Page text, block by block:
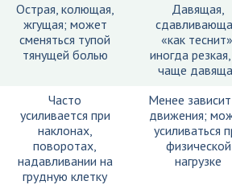
Острая, колющая,
жгущая; может
сменяться тупой
тянущей болью
Давящая,
«как
иногда
чаще
Часто
усиливается при
наклонах,
поворотах,
надавливании на
грудную клетку
Менее
движения;
усиливаться
физической
нагрузке